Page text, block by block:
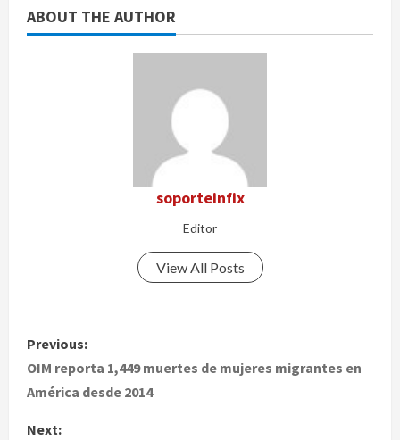
ABOUT THE AUTHOR
soporteinfix
Editor
View All Posts
P
o
Previous:
OIM reporta 1,449 muertes de mujeres migrantes en
América desde 2014
Next: